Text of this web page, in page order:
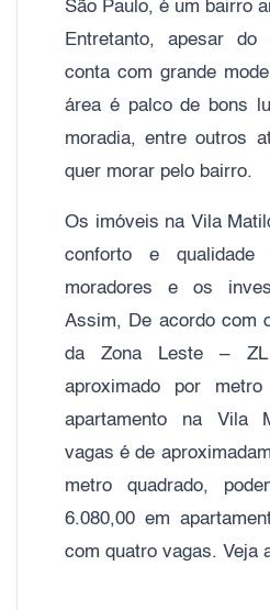
São Paulo, é um bairro
Entretanto, apesar
conta com grande
área é palco de bons
moradia, entre outros
quer morar pelo bairro.
Os imóveis na Vila
conforto e
moradores e os
Assim, De acordo com
da Zona Leste –
aproximado por
apartamento na Vila
vagas é de
metro quadrado,
6.080,00 em
com quatro vagas. Veja